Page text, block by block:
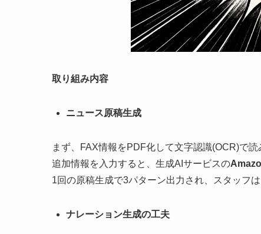
取り組み内容
ニュース原稿生成
まず、FAX情報をPDF化して文字認識(OCR)で読
追加情報を入力すると、生成AIサービスの
1回の原稿生成で3パターン出力され、スタッフ
ナレーション生成の工夫